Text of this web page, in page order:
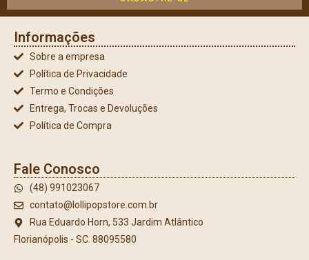
Informações
Sobre a empresa
Política de Privacidade
Termo e Condições
Entrega, Trocas e Devoluções
Política de Compra
Fale Conosco
(48) 991023067
contato@lollipopstore.com.br
Rua Eduardo Horn, 533 Jardim Atlântico
Florianópolis - SC. 88095580